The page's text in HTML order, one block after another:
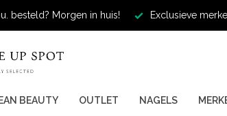
besteld? Morgen in huis! Exclusieve
BEAUTY OUTLET NAGELS